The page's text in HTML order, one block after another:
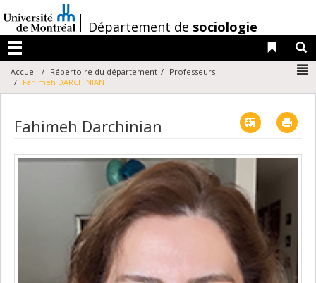
au
contenu
/Département de sociologie
Menu
Liens
Accueil Répertoire du département
Professeurs
Fahimeh DARCHINIAN
Fahimeh Darchinian Vcard